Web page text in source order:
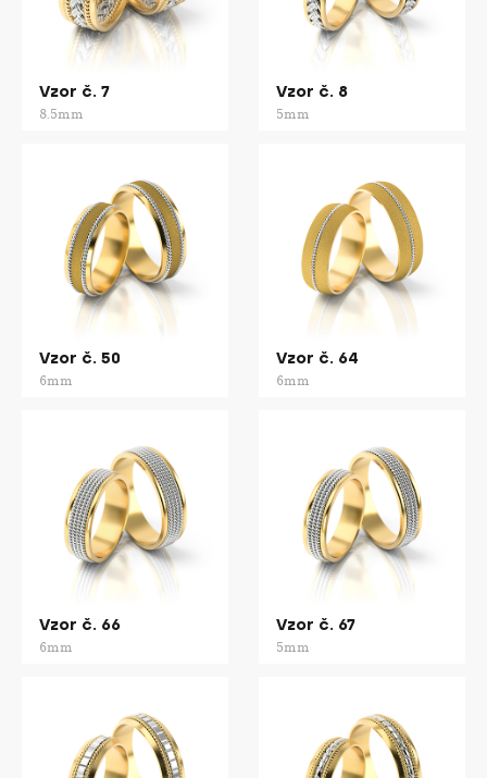
Vzor č. 7
8.5mm
Vzor č. 8
5mm
Vzor č. 50
6mm
Vzor č. 64
6mm
Vzor č. 66
6mm
Vzor č. 67
5mm